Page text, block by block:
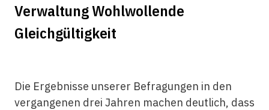
Verwaltung Wohlwollende
Gleichgültigkeit
Die Ergebnisse unserer Befragungen in den
vergangenen drei Jahren machen deutlich, dass